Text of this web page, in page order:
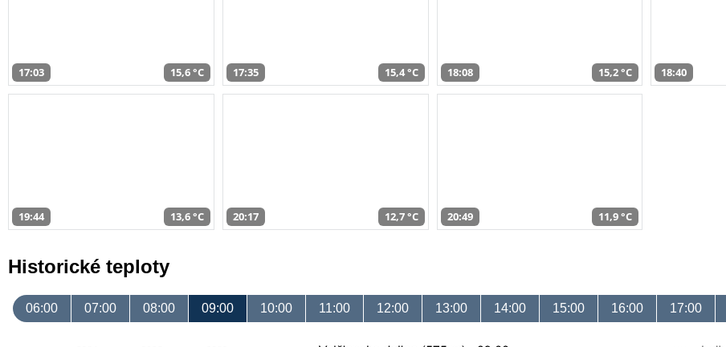
17:03 15,6 °C 17:35 15,4 °C 18:08 15,2 °C 18:40
19:44 13,6 °C 20:17 12,7 °C 20:49 11,9 °C
Historické teploty
06:00 07:00 08:00 09:00 10:00 11:00 12:00 13:00 14:00 15:00 16:00 17:00